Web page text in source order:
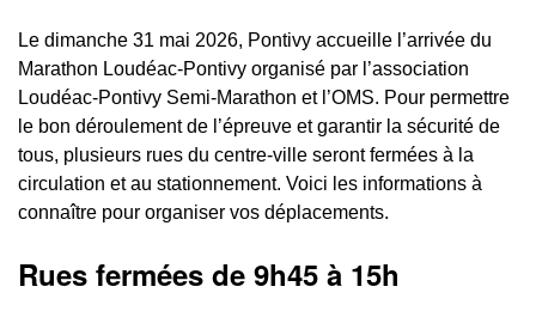
Le dimanche 31 mai 2026, Pontivy accueille l’arrivée du
Marathon Loudéac-Pontivy organisé par l’association
Loudéac-Pontivy Semi-Marathon et l’OMS. Pour permettre
le bon déroulement de l’épreuve et garantir la sécurité de
tous, plusieurs rues du centre-ville seront fermées à la
circulation et au stationnement. Voici les informations à
connaître pour organiser vos déplacements.
Rues fermées de 9h45 à 15h